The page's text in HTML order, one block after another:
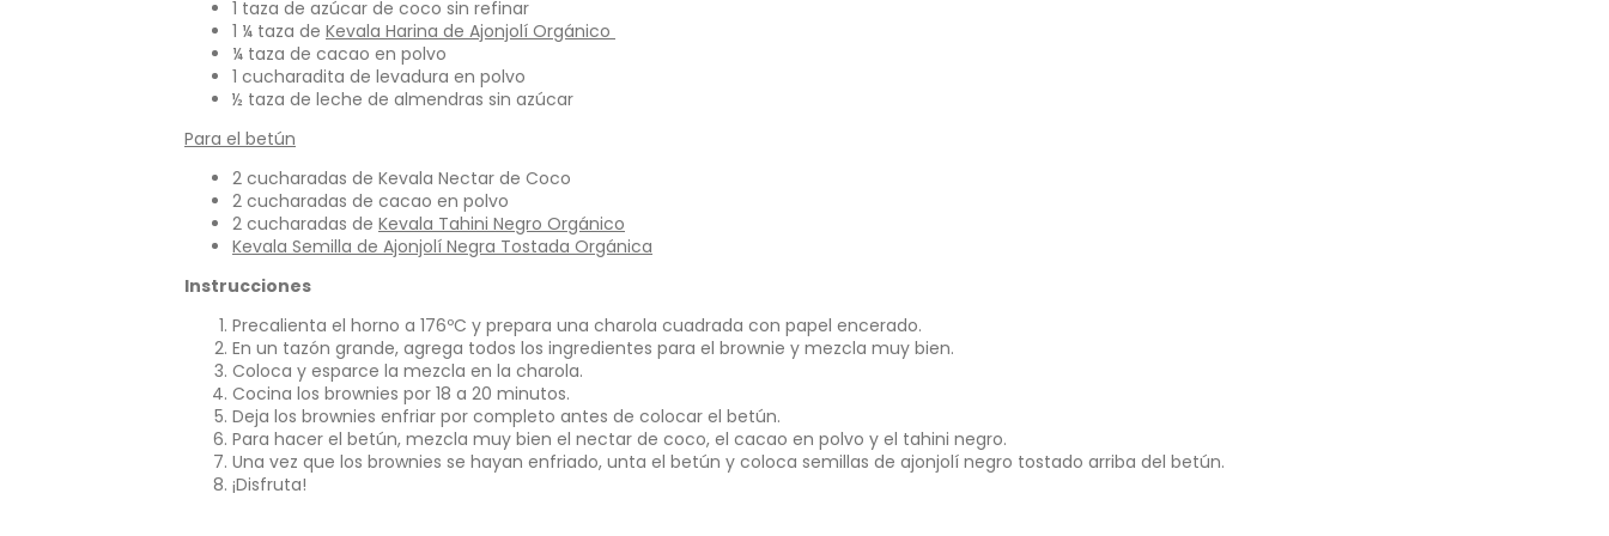
1 taza de azúcar de coco sin refinar
1 ¼ taza de Kevala Harina de Ajonjolí Orgánico
¼ taza de cacao en polvo
1 cucharadita de levadura en polvo
½ taza de leche de almendras sin azúcar
Para el betún
2 cucharadas de Kevala Nectar de Coco
2 cucharadas de cacao en polvo
2 cucharadas de Kevala Tahini Negro Orgánico
Kevala Semilla de Ajonjolí Negra Tostada Orgánica
Instrucciones
Precalienta el horno a 176ºC y prepara una charola cuadrada con papel encerado.
En un tazón grande, agrega todos los ingredientes para el brownie y mezcla muy bien.
Coloca y esparce la mezcla en la charola.
Cocina los brownies por 18 a 20 minutos.
Deja los brownies enfriar por completo antes de colocar el betún.
Para hacer el betún, mezcla muy bien el nectar de coco, el cacao en polvo y el tahini negro.
Una vez que los brownies se hayan enfriado, unta el betún y coloca semillas de ajonjolí negro tostado arriba del betún.
¡Disfruta!